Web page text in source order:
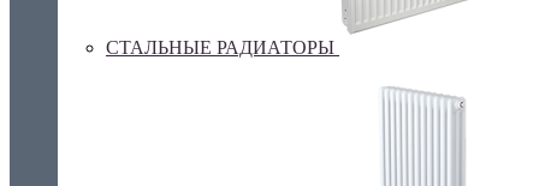
СТАЛЬНЫЕ РАДИАТОРЫ